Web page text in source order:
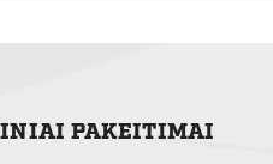
PAKEITIMAI